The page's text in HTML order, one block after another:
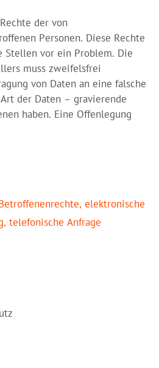
der von
Personen. Diese Rechte
vor ein Problem. Die
muss zweifelsfrei
von Daten an eine falsche
der Daten – gravierende
haben. Eine Offenlegung
,elektronische
, telefonische Anfrage